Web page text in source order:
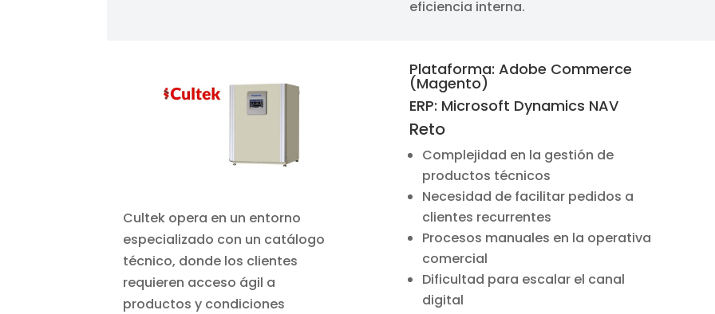
eficiencia interna.
Cultek opera en un entorno
especializado con un catálogo
técnico, donde los clientes
requieren acceso ágil a
productos y condiciones
Plataforma: Adobe Commerce
(Magento)
ERP: Microsoft Dynamics NAV
Reto
Complejidad en la gestión de
productos técnicos
Necesidad de facilitar pedidos a
clientes recurrentes
Procesos manuales en la operativa
comercial
Dificultad para escalar el canal
digital